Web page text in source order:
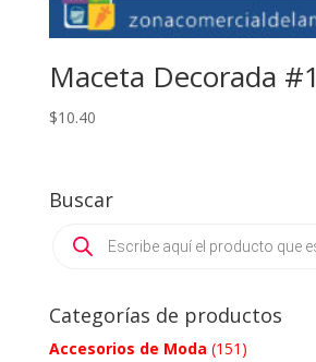
Maceta Decorada #1
$10.40
Buscar
search
Categorías de productos
Accesorios de Moda (151)